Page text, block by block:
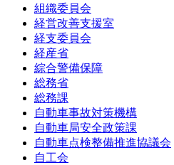
組織委員会
経営改善支援室
経支委員会
経産省
綜合警備保障
総務省
総務課
自動車事故対策機構
自動車局安全政策課
自動車点検整備推進協議会
自工会